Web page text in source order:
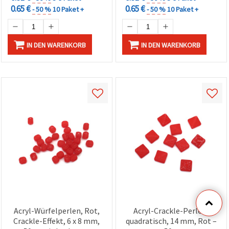
0.65 €- 50 %10 Paket +
IN DEN WARENKORB
0.65 €- 50 %10 Paket +
IN DEN WARENKORB
Acryl-Würfelperlen, Rot,
Crackle-Effekt, 6 x 8 mm,
Acryl-Crackle-Perlen,
quadratisch, 14 mm, Rot –